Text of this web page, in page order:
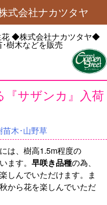
式会社ナカツタヤ
◆株式会社ナカツタヤ◆
樹木などを販売
『サザンカ』入荷
苗木･山野草
は、樹高1.5m程度の
ます。 早咲き品種の為、
しんでいただけます。ま
から花を楽しんでいただ